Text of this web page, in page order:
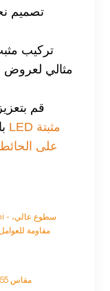
✅ تركيب
قم
على الحائط
مقاومة